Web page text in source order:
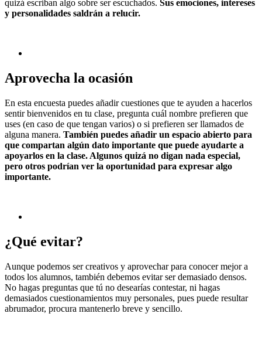
quizá escriban algo sobre ser escuchados. Sus emociones, intereses
y personalidades saldrán a relucir.
Aprovecha la ocasión
En esta encuesta puedes añadir cuestiones que te ayuden a hacerlos
sentir bienvenidos en tu clase, pregunta cuál nombre prefieren que
uses (en caso de que tengan varios) o si prefieren ser llamados de
alguna manera. También puedes añadir un espacio abierto para
que compartan algún dato importante que puede ayudarte a
apoyarlos en la clase. Algunos quizá no digan nada especial,
pero otros podrían ver la oportunidad para expresar algo
importante.
¿Qué evitar?
Aunque podemos ser creativos y aprovechar para conocer mejor a
todos los alumnos, también debemos evitar ser demasiado densos.
No hagas preguntas que tú no desearías contestar, ni hagas
demasiados cuestionamientos muy personales, pues puede resultar
abrumador, procura mantenerlo breve y sencillo.